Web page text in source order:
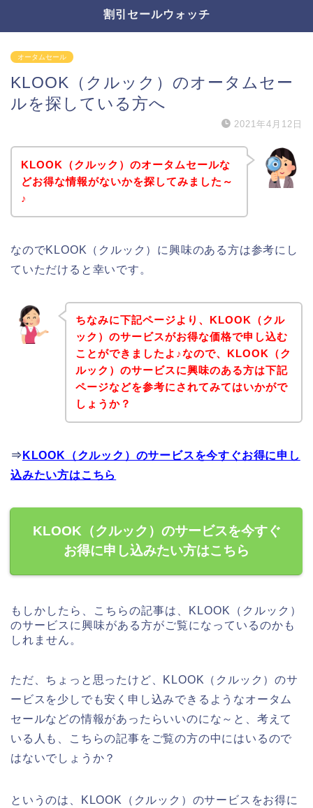
割引セールウォッチ
オータムセール
KLOOK（クルック）のオータムセー
ルを探している方へ
2021年4月12日
KLOOK（クルック）のオータムセールな
どお得な情報がないかを探してみました～
♪
なのでKLOOK（クルック）に興味のある方は参考にし
ていただけると幸いです。
ちなみに下記ページより、KLOOK（クル
ック）のサービスがお得な価格で申し込む
ことができましたよ♪なので、KLOOK（ク
ルック）のサービスに興味のある方は下記
ページなどを参考にされてみてはいかがで
しょうか？
⇒ KLOOK（クルック）のサービスを今すぐお得に申し
込みたい方はこちら
KLOOK（クルック）のサービスを今すぐ
お得に申し込みたい方はこちら
もしかしたら、こちらの記事は、KLOOK（クルック）
のサービスに興味がある方がご覧になっているのかも
しれません。
ただ、ちょっと思ったけど、KLOOK（クルック）のサ
ービスを少しでも安く申し込みできるようなオータム
セールなどの情報があったらいいのにな～と、考えて
いる人も、こちらの記事をご覧の方の中にはいるので
はないでしょうか？
というのは、KLOOK（クルック）のサービスをお得に